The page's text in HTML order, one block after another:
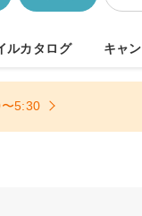
ルカタログ キャ
5:30